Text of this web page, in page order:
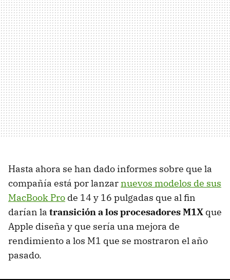
Hasta ahora se han dado informes sobre que la
compañía está por lanzarnuevos modelos de sus
MacBook Pro de 14 y 16 pulgadas que al fin
darían la transición a los procesadores M1X que
Apple diseña y que sería una mejora de
rendimiento a los M1 que se mostraron el año
pasado.